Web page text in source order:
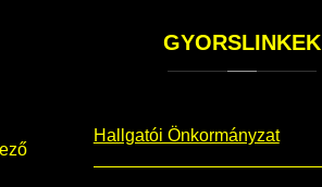
GYORSLINKEK
Hallgatói Önkormányzat